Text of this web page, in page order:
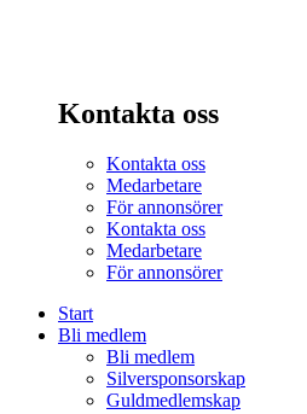
Kontakta oss
Kontakta oss
Medarbetare
För annonsörer
Kontakta oss
Medarbetare
För annonsörer
Start
Bli medlem
Bli medlem
Silversponsorskap
Guldmedlemskap